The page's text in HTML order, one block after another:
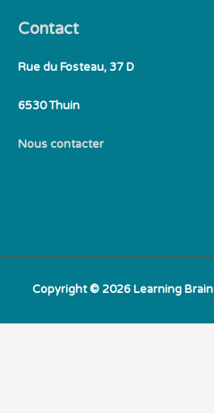
Contact
Rue du Fosteau, 37 D
6530 Thuin
Nous contacter
Copyright © 2026Learning Brain